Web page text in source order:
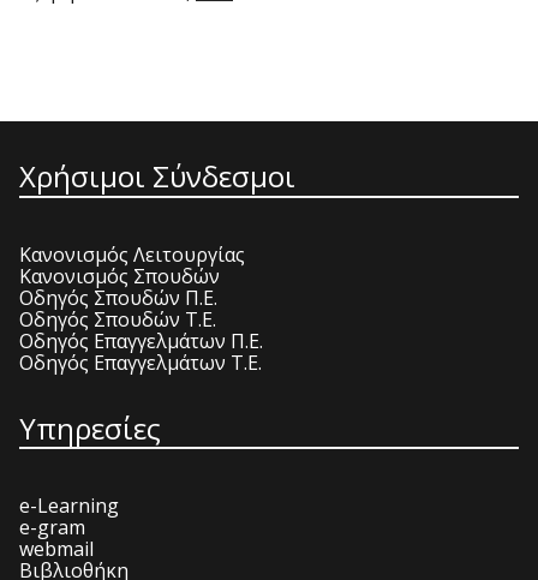
Χρήσιμοι Σύνδεσμοι
Κανονισμός Λειτουργίας
Κανονισμός Σπουδών
Οδηγός Σπουδών Π.Ε.
Οδηγός Σπουδών Τ.Ε.
Οδηγός Επαγγελμάτων Π.Ε.
Οδηγός Επαγγελμάτων Τ.Ε.
Υπηρεσίες
e-Learning
e-gram
webmail
Βιβλιοθήκη